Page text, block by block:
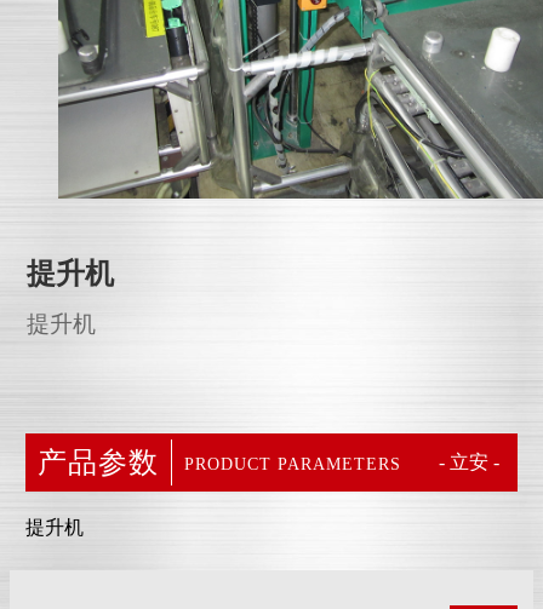
提升机
提升机
产品参数 PRODUCT PARAMETERS - 立安 -
提升机